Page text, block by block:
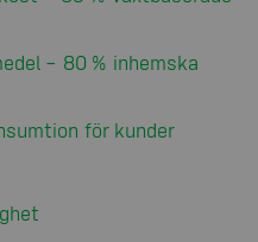
– 80 % inhemska
för kunder